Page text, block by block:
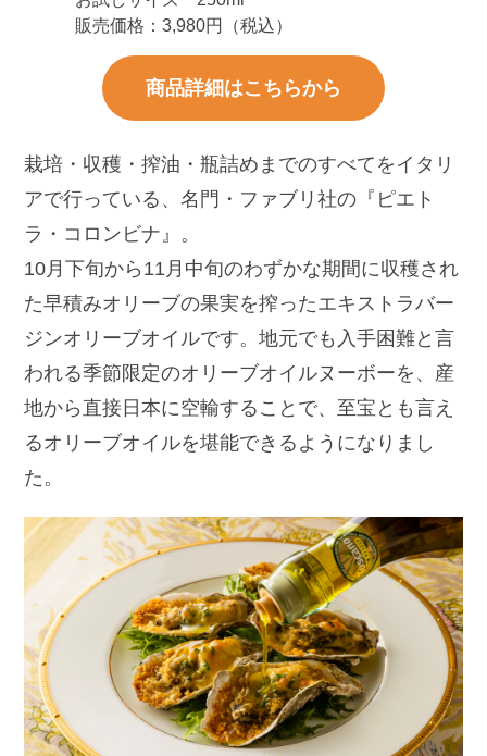
販売価格：3,980円（税込）
商品詳細はこちらから
栽培・収穫・搾油・瓶詰めまでのすべてをイタリ
アで行っている、名門・ファブリ社の『ピエト
ラ・コロンビナ』。
10月下旬から11月中旬のわずかな期間に収穫され
た早積みオリーブの果実を搾ったエキストラバー
ジンオリーブオイルです。 地元でも入手困難と言
われる季節限定のオリーブオイルヌーボーを、産
地から直接日本に空輸することで、至宝とも言え
るオリーブオイルを堪能できるようになりまし
た。